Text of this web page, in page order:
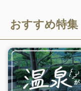
おすすめ特集